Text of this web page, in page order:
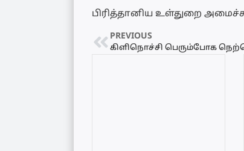
பிரித்தானிய உள்துறை
PREVIOUS